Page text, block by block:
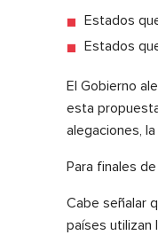
Estados
Estados
El Gobierno
esta
alegaciones,
Para finales
Cabe señalar
países utilizan